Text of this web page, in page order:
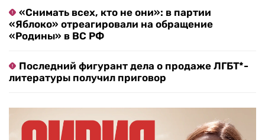
«Снимать всех, кто не они»: в партии
«Яблоко» отреагировали на обращение
«Родины» в ВС РФ
Последний фигурант дела о продаже ЛГБТ*-
литературы получил приговор